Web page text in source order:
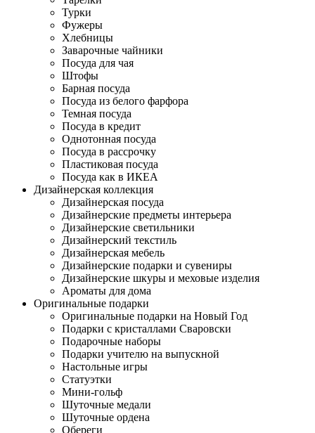
Турки
Фужеры
Хлебницы
Заварочные чайники
Посуда для чая
Штофы
Барная посуда
Посуда из белого фарфора
Темная посуда
Посуда в кредит
Однотонная посуда
Посуда в рассрочку
Пластиковая посуда
Посуда как в ИКЕА
Дизайнерская коллекция
Дизайнерская посуда
Дизайнерские предметы интерьера
Дизайнерские светильники
Дизайнерский текстиль
Дизайнерская мебель
Дизайнерские подарки и сувениры
Дизайнерские шкуры и меховые изделия
Ароматы для дома
Оригинальные подарки
Оригинальные подарки на Новый Год
Подарки с кристаллами Сваровски
Подарочные наборы
Подарки учителю на выпускной
Настольные игры
Статуэтки
Мини-гольф
Шуточные медали
Шуточные ордена
Обереги